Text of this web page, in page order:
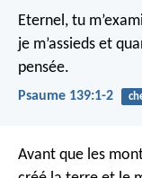
Eternel, tu
je m’assieds et
pensée.
Psaume 139:1-2
Avant que les